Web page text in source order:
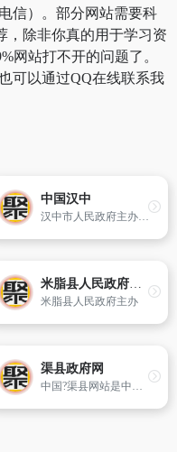
信）。部分网站需要科
，除非你真的用于学习资
网站打不开的问题了。
可以通过QQ在线联系我
中国汉中
汉中市人民政府主办网站
米脂县人民政府门户网站
米脂县人民政府主办
渠县政府网
中国?渠县网站是中共渠县委、渠县人民政府共同主办,成都创搏信息科技有限公司技术支持。包含政务公开、企事业公开、网上办事、政民互动、民生领域服务、渠县概况等六大板块。